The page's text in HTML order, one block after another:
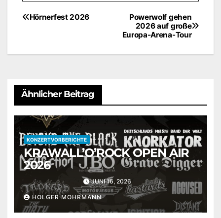
Beitragsnavigation
Powerwolf gehen
2026 auf große
Europa-Arena-Tour
Hörnerfest 2026
Ähnlicher Beitrag
KONZERTVORBERICHTE
KRAWALL’O’ROCK OPEN AIR
2026
JUNI 16, 2026
HOLGER MOHRMANN